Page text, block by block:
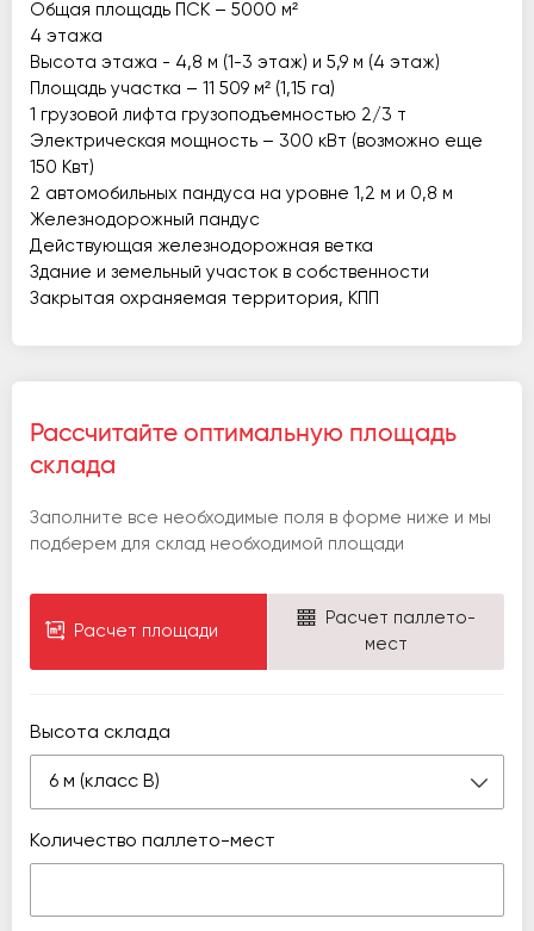
Общая площадь ПСК – 5000 м²
4 этажа
Высота этажа - 4,8 м (1-3 этаж) и 5,9 м (4 этаж)
Площадь участка – 11 509 м² (1,15 га)
1 грузовой лифта грузоподъемностью 2/3 т
Электрическая мощность – 300 кВт (возможно еще
150 Квт)
2 автомобильных пандуса на уровне 1,2 м и 0,8 м
Железнодорожный пандус
Действующая железнодорожная ветка
Здание и земельный участок в собственности
Закрытая охраняемая территория, КПП
Рассчитайте оптимальную площадь
склада
Заполните все необходимые поля в форме ниже и мы
подберем для склад необходимой площади
Расчет площади
Расчет паллето-
мест
Высота склада
6 м (класс В)
Количество паллето-мест